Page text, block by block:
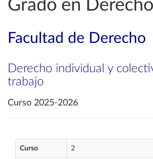
Grado en Derecho
Facultad de Derecho
Derecho individual y
trabajo
Curso 2025-2026
Curso 2